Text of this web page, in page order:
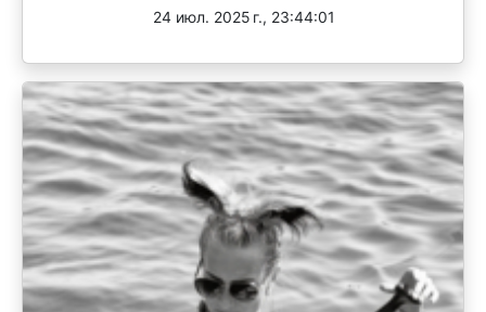
24 июл. 2025 г., 23:44:01